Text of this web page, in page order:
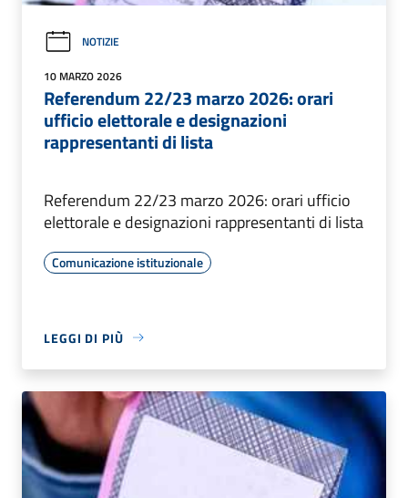
NOTIZIE
10 MARZO 2026
Referendum 22/23 marzo 2026: orari
ufficio elettorale e designazioni
rappresentanti di lista
Referendum 22/23 marzo 2026: orari ufficio
elettorale e designazioni rappresentanti di lista
Comunicazione istituzionale
LEGGI DI PIÙ